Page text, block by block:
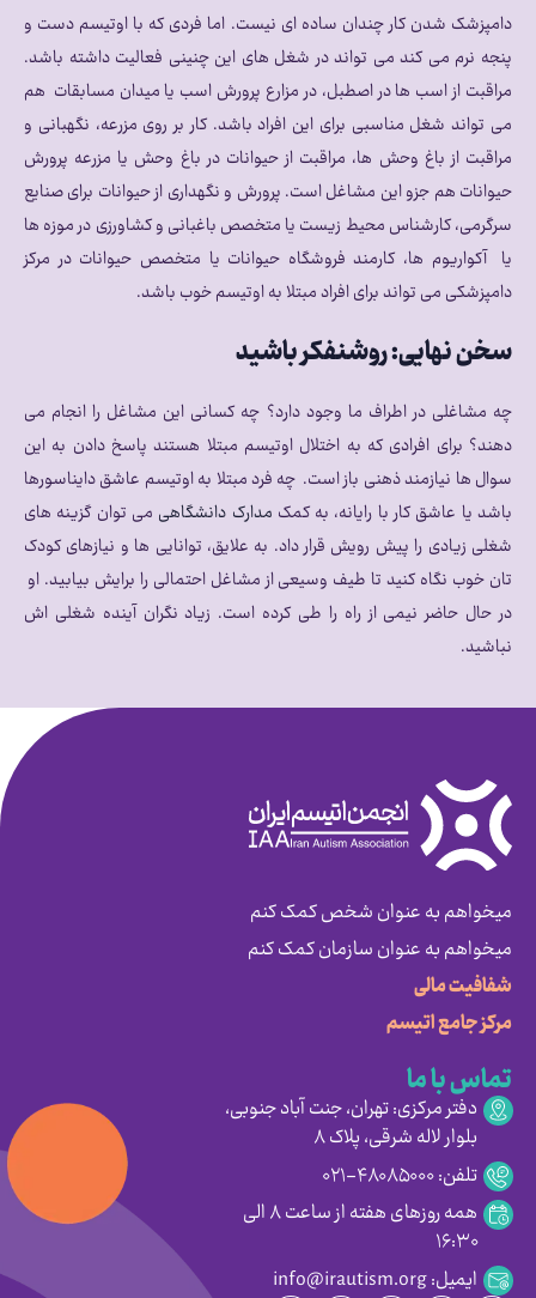
دامپزشک شدن کار چندان ساده ای نیست. اما فردی که با اوتیسم دست و
پنجه نرم می کند می تواند در شغل های این چنینی فعالیت داشته باشد.
مراقبت از اسب ها در اصطبل، در مزارع پرورش اسب یا میدان مسابقات هم
می تواند شغل مناسبی برای این افراد باشد. کار بر روی مزرعه، نگهبانی و
مراقبت از باغ وحش ها، مراقبت از حیوانات در باغ وحش یا مزرعه پرورش
حیوانات هم جزو این مشاغل است. پرورش و نگهداری از حیوانات برای صنایع
سرگرمی، کارشناس محیط زیست یا متخصص باغبانی و کشاورزی در موزه ها
یا آکواریوم ها، کارمند فروشگاه حیوانات یا متخصص حیوانات در مرکز
دامپزشکی می تواند برای افراد مبتلا به اوتیسم خوب باشد.
سخن نهایی: روشنفکر باشید
چه مشاغلی در اطراف ما وجود دارد؟ چه کسانی این مشاغل را انجام می
دهند؟ برای افرادی که به اختلال اوتیسم مبتلا هستند پاسخ دادن به این
سوال ها نیازمند ذهنی باز است. چه فرد مبتلا به اوتیسم عاشق دایناسورها
باشد یا عاشق کار با رایانه، به کمک مدارک دانشگاهی می توان گزینه های
شغلی زیادی را پیش رویش قرار داد. به علایق، توانایی ها و نیازهای کودک
تان خوب نگاه کنید تا طیف وسیعی از مشاغل احتمالی را برایش بیابید. او
در حال حاضر نیمی از راه را طی کرده است. زیاد نگران آینده شغلی اش
نباشید.
میخواهم به عنوان شخص کمک کنم
میخواهم به عنوان سازمان کمک کنم
شفافیت مالی
مرکز جامع اتیسم
تماس با ما
دفتر مرکزی: تهران، جنت آباد جنوبی،
بلوار لاله شرقی، پلاک ۸
تلفن: ۴۸۰۸۵۰۰۰-۰۲۱
همه روزهای هفته از ساعت ۸ الی
۱۶:۳۰
ایمیل: info@irautism.org